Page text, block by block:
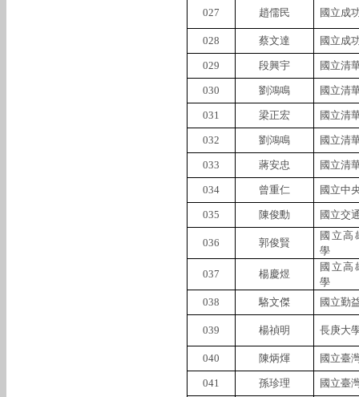
027 趙儒民 國立成
028 蔡文達 國立成
029 段興宇 國立清
030 劉鴻鳴 國立清
031 梁正宏 國立清
032 劉鴻鳴 國立清
033 蔣安忠 國立清
034 曾重仁 國立中
035 陳俊勳 國立交
036 郭俊賢
國立高
學
037
楊慶煜
國立高
學
038
駱文傑 國立勤
039 楊禎明 長庚大
040 陳炳煇 國立臺
041 孫珍理 國立臺